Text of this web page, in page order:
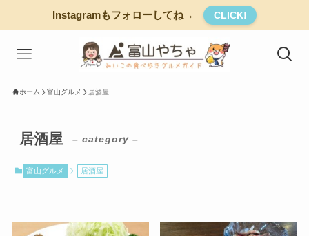
Instagramもフォローしてね→ CLICK!
ホーム 富山グルメ 居酒屋
居酒屋 – category –
富山グルメ 居酒屋